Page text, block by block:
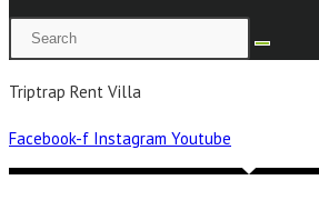
Triptrap Rent Villa
Facebook-f Instagram Youtube